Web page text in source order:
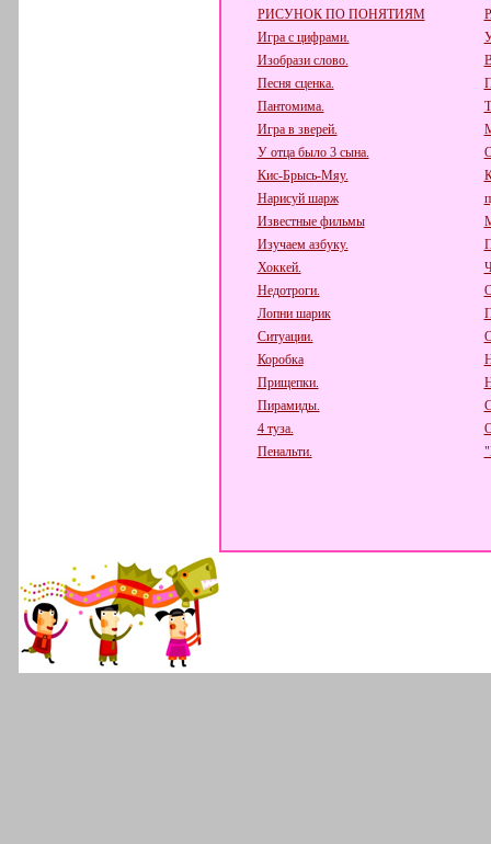
РИСУНОК ПО ПОНЯТИЯМ
Игра с цифрами.
Изобрази слово.
Песня сценка.
Пантомима.
Игра в зверей.
У отца было 3 сына.
Кис-Брысь-Мяу.
Нарисуй шарж
Известные фильмы
Изучаем азбуку.
Хоккей.
Недотроги.
Лопни шарик
Ситуации.
Коробка
Прищепки.
Пирамиды.
4 туза.
Пенальти.